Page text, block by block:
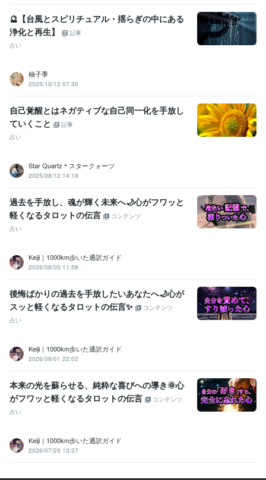
🔮【台風とスピリチュアル・揺らぎの中にある
浄化と再生】
記事
占い
柚子季
2025/10/12 07:30
自己覚醒とはネガティブな自己同一化を手放し
ていくこと
記事
占い
Star Quartz＊スタークォーツ
2025/08/12 14:19
過去を手放し、魂が輝く未来へ🌙心がフワッと
軽くなるタロットの伝言
コンテンツ
占い
Keiji｜1000km歩いた通訳ガイド
2026/08/05 11:58
後悔ばかりの過去を手放したいあなたへ🌙心が
スッと軽くなるタロットの伝言✨
コンテンツ
占い
Keiji｜1000km歩いた通訳ガイド
2026/08/01 22:02
本来の光を蘇らせる、純粋な喜びへの導き🌞心
がフワッと軽くなるタロットの伝言
コンテンツ
占い
Keiji｜1000km歩いた通訳ガイド
2026/07/29 13:37